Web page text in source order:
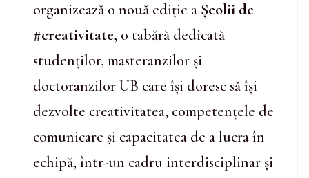
organizează o nouă ediție a Școlii de
#creativitate, o tabără dedicată
studenților, masteranzilor și
doctoranzilor UB care își doresc să își
dezvolte creativitatea, competențele de
comunicare și capacitatea de a lucra în
echipă, într-un cadru interdisciplinar și